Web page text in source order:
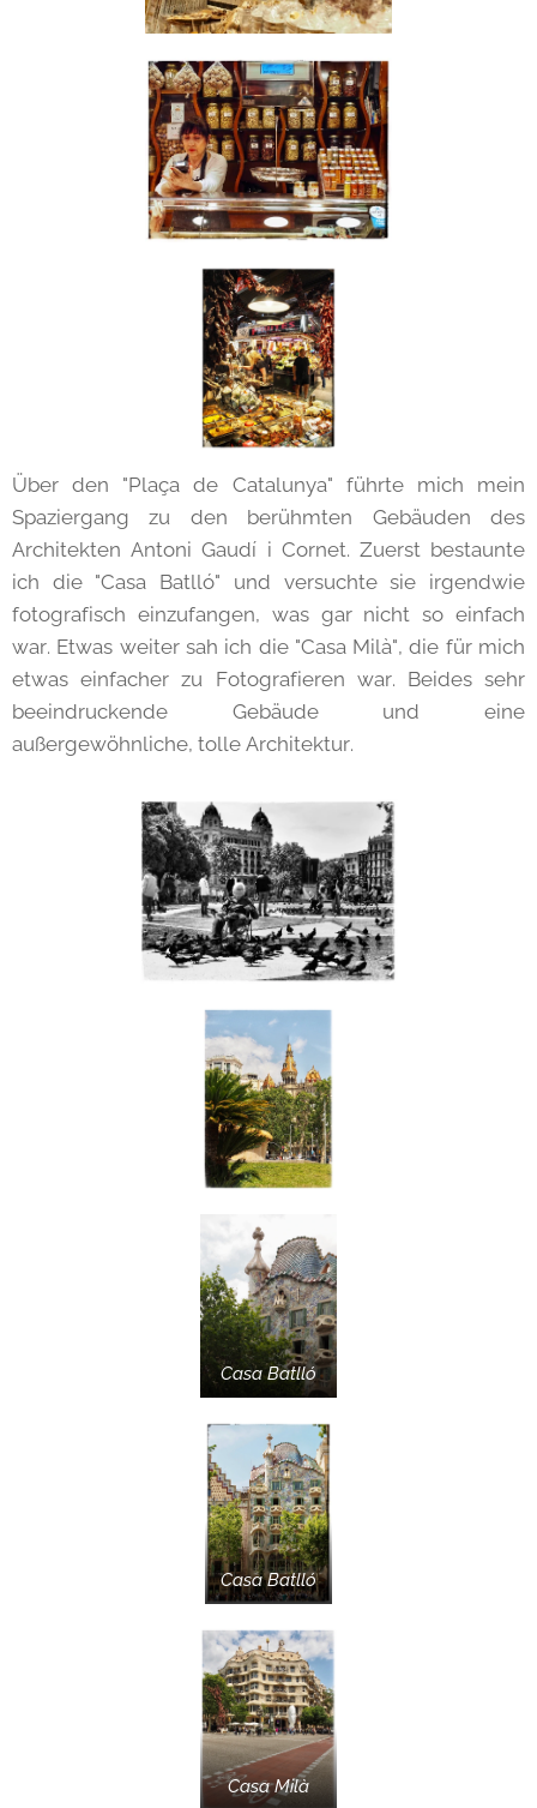
Über den "Plaça de Catalunya" führte mich mein
Spaziergang zu den berühmten Gebäuden des
Architekten Antoni Gaudí i Cornet. Zuerst bestaunte
ich die "Casa Batlló" und versuchte sie irgendwie
fotografisch einzufangen, was gar nicht so einfach
war. Etwas weiter sah ich die "Casa Milà", die für mich
etwas einfacher zu Fotografieren war. Beides sehr
beeindruckende Gebäude und eine
außergewöhnliche, tolle Architektur.
Casa Batlló
Casa Batlló
Casa Milà